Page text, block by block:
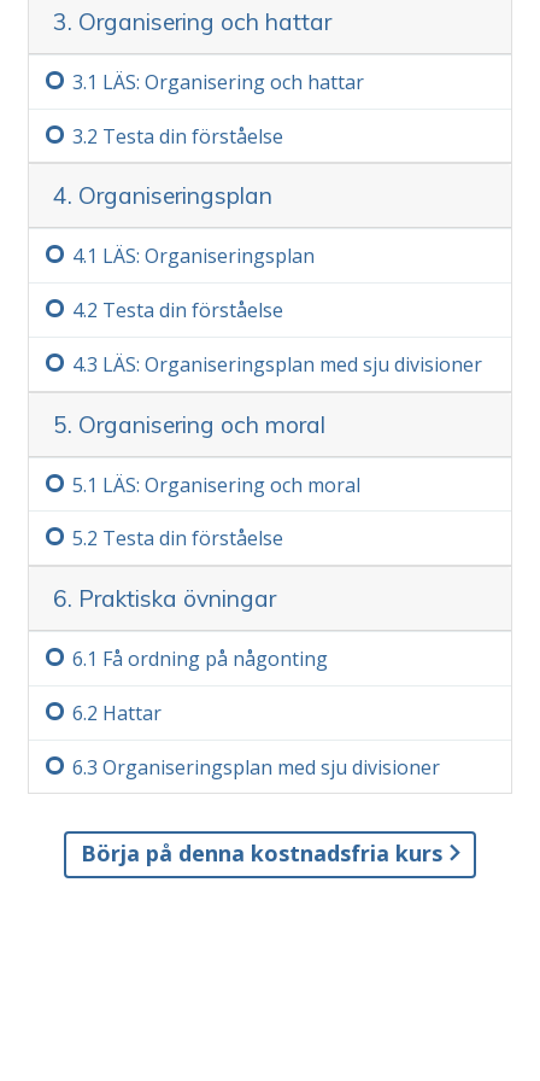
3. Organisering och hattar
LÄS: Organisering och hattar
Testa din förståelse
4. Organiseringsplan
LÄS: Organiseringsplan
Testa din förståelse
LÄS: Organiseringsplan med sju divisioner
5. Organisering och moral
LÄS: Organisering och moral
Testa din förståelse
6. Praktiska övningar
Få ordning på någonting
Hattar
Organiseringsplan med sju divisioner
Börja på denna kostnadsfria kurs